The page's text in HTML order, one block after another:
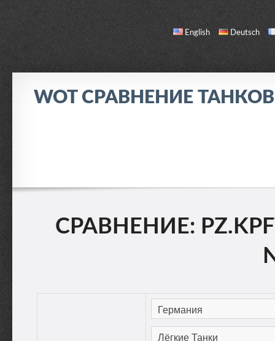
English Deutsch
WOT СРАВНЕНИЕ
О НАС / ОБРАТНАЯ СВЯЗЬ
СРАВНЕНИЕ: